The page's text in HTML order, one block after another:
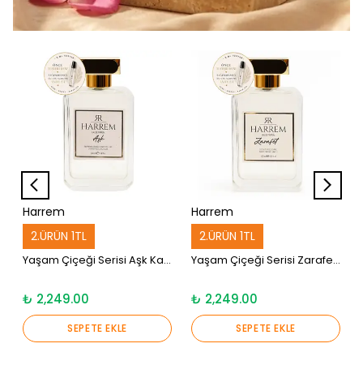
Harrem
2.ÜRÜN 1TL
Yaşam Çiçeği Serisi Aşk Kadın Parfüm 100 ml
₺ 2,249.00
SEPETE EKLE
Harrem
2.ÜRÜN 1TL
Yaşam Çiçeği Serisi Zarafet Unisex Parfüm 100 ml
₺ 2,249.00
SEPETE EKLE